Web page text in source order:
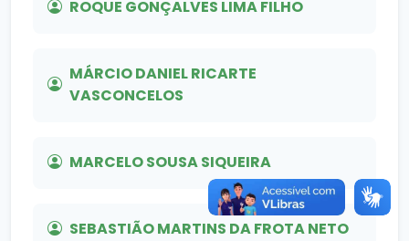
ROQUE GONÇALVES LIMA FILHO
MÁRCIO DANIEL RICARTE
VASCONCELOS
MARCELO SOUSA SIQUEIRA
SEBASTIÃO MARTINS DA FROTA NETO